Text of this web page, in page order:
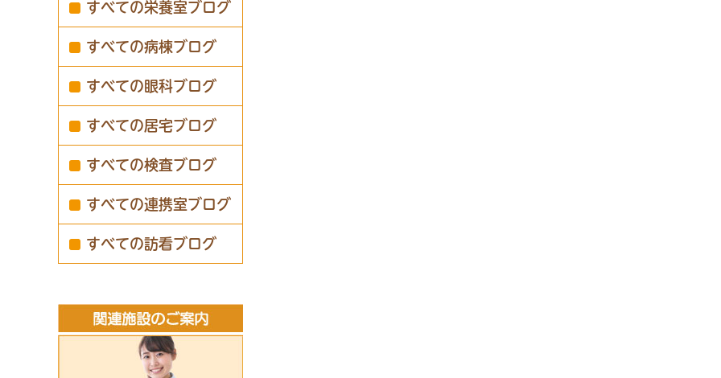
すべての栄養室ブログ
すべての病棟ブログ
すべての眼科ブログ
すべての居宅ブログ
すべての検査ブログ
すべての連携室ブログ
すべての訪看ブログ